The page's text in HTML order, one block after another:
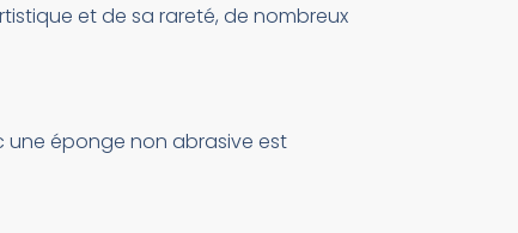
et de sa rareté, de nombreux
une éponge non abrasive est